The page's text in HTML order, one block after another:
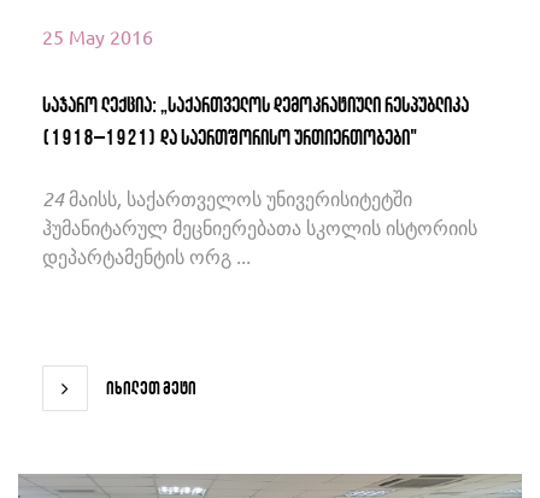
25 May 2016
საჯარო ლექცია: „საქართველოს დემოკრატიული რესპუბლიკა
(1918–1921) და საერთშორისო ურთიერთობები"
24 მაისს, საქართველოს უნივერისიტეტში
ჰუმანიტარულ მეცნიერებათა სკოლის ისტორიის
დეპარტამენტის ორგ ...
იხილეთ მეტი